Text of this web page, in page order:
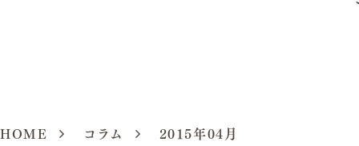
HOME コラム 2015年04月